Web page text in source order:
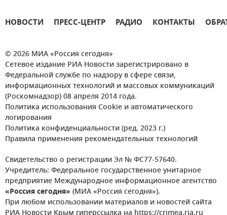
НОВОСТИ ПРЕСС-ЦЕНТР РАДИО КОНТАКТЫ
© 2026 МИА «Россия сегодня»
Сетевое издание РИА Новости зарегистрировано в
Федеральной службе по надзору в сфере связи,
информационных технологий и массовых коммуникаций
(Роскомнадзор) 08 апреля 2014 года.
Политика использования Cookie и автоматического
логирования
Политика конфиденциальности (ред. 2023 г.)
Правила применения рекомендательных технологий
Свидетельство о регистрации Эл № ФС77-57640.
Учредитель: Федеральное государственное унитарное
предприятие Международное информационное агентство
«Россия сегодня» (МИА «Россия сегодня»).
При любом использовании материалов и новостей сайта